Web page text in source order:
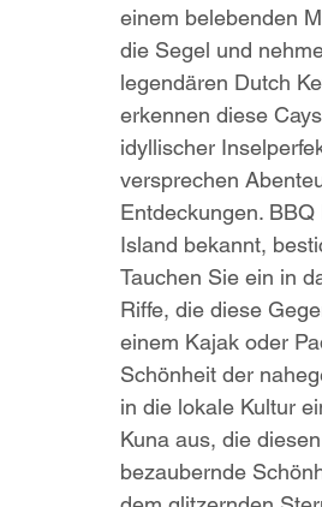
einem belebenden
die Segel und
legendären Dutch
erkennen diese
idyllischer
versprechen
Entdeckungen.
Island bekannt,
Tauchen Sie ein in
Riffe, die diese
einem Kajak oder
Schönheit der
in die lokale Kultur
Kuna aus, die
bezaubernde